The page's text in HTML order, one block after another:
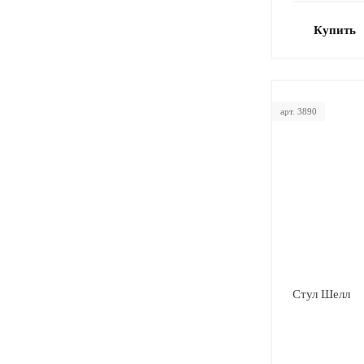
Купить
арт. 3890
Стул Шелл